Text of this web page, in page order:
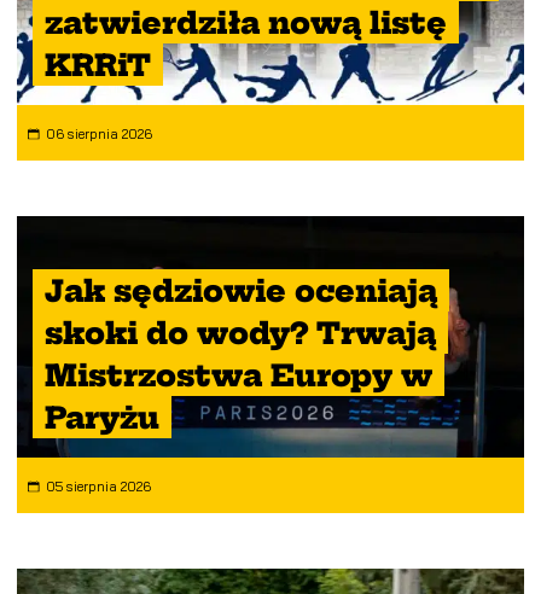
zatwierdziła nową listę
KRRiT
06 sierpnia 2026
Jak sędziowie oceniają
skoki do wody? Trwają
Mistrzostwa Europy w
Paryżu
05 sierpnia 2026